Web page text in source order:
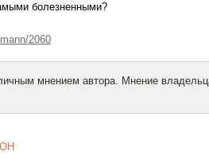
болезненными?
2060
мнением автора. Мнение